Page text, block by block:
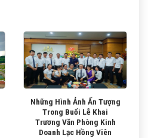
Những Hình Ảnh Ấn Tượng
Trong Buổi Lễ Khai
Trương Văn Phòng Kinh
Doanh Lạc Hồng Viên